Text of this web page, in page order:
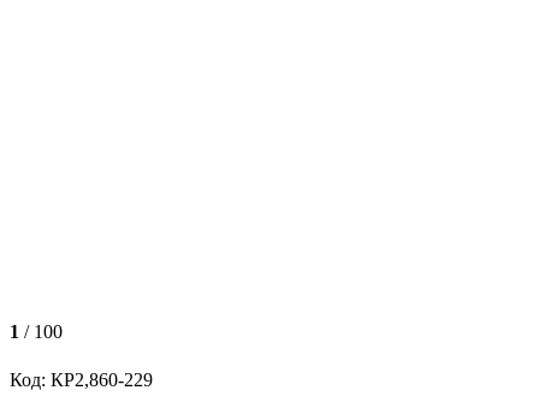
1 / 100
Код: КР2,860-229